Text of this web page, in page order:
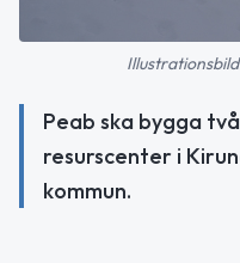
Peab ska bygga
resurscenter i
kommun.